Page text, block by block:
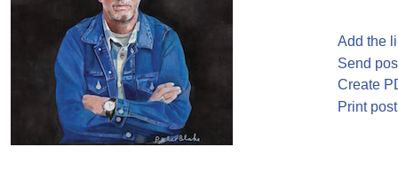
Add the
Send
Create
Print post